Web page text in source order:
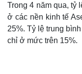
Trong 4 năm qua, tỷ
ở các nền kinh tế
25%. Tỷ lệ trung
chỉ ở mức trên 15%.